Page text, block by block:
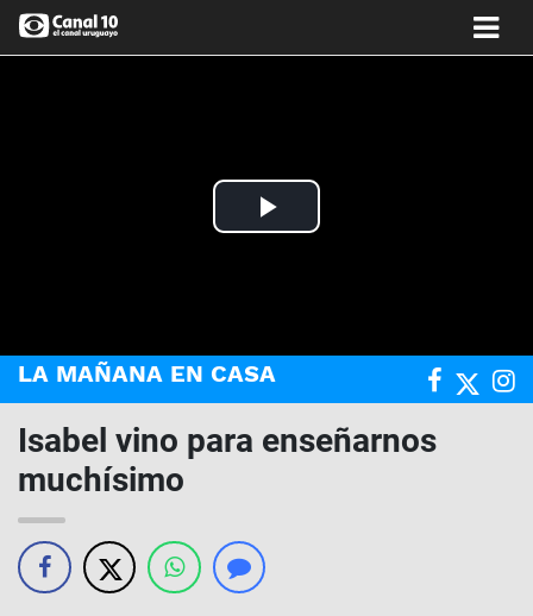
Play
LA MAÑANA EN CASA
Isabel vino para enseñarnos
muchísimo